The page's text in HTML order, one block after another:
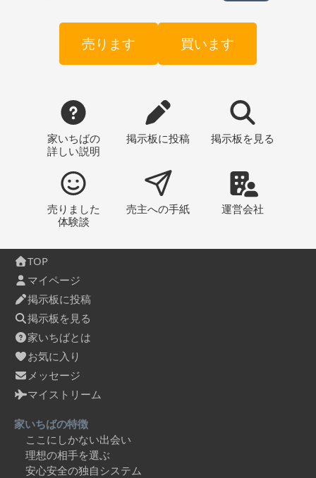
売ります 買います
家いちばの
詳しい説明
掲示板に投稿 掲示板 を見る
売りました
体験談
売主への手紙 運営会社
TOP
マイページ
掲示板に投稿
掲示板を見る
家いちばとは
お気に入り
メッセージ
マイストリーム
家いちばの特徴
ここにしかない出会い
理想の相手を選ぶ
安心安全の独自システム